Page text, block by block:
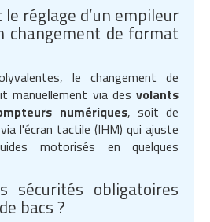
réglage d’un empileur
changement de format
le changement de
manuellement via desvolants
numériques, soit de
l'écran tactile (IHM) qui ajuste
motorisés en quelques
sécurités obligatoires
bacs ?